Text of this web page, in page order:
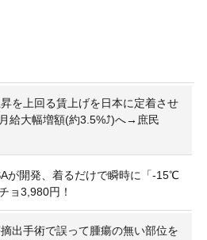
を上回る賃上げを日本に定着させ
給大幅増額(約3.5%⤴)へ→庶民
が開発、着るだけで瞬時に「-15℃
ョ3,980円！
出手術で誤って腫瘍の無い部位を